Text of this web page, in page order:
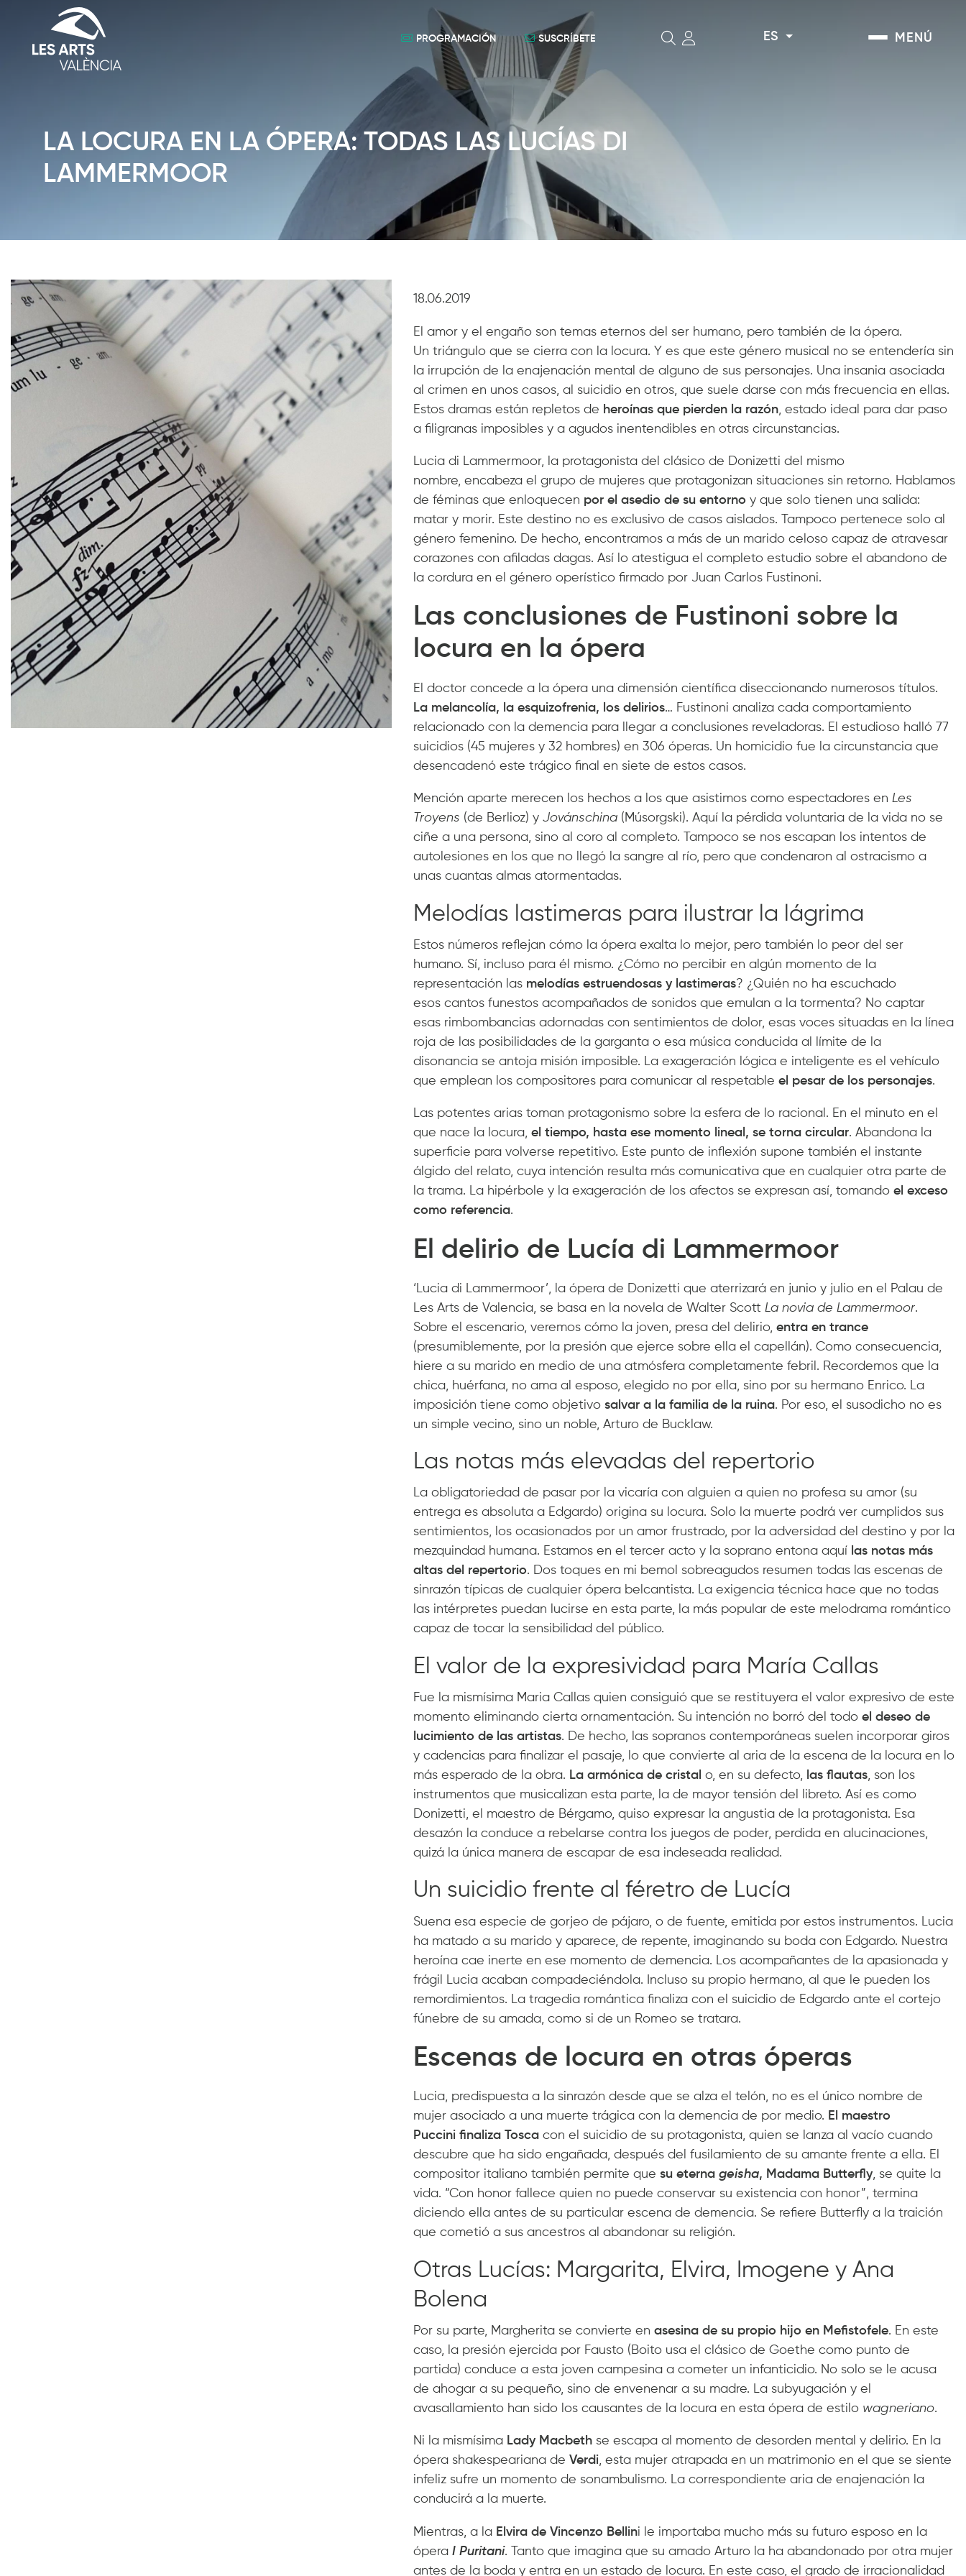
MENÚ
ES
SUSCRÍBETE
PROGRAMACIÓN
LA LOCURA EN LA ÓPERA: TODAS LAS LUCÍAS DI
LAMMERMOOR
18.06.2019
El amor y el engaño son temas eternos del ser humano, pero también de la ópera.
Un triángulo que se cierra con la locura. Y es que este género musical no se entendería sin
la irrupción de la enajenación mental de alguno de sus personajes. Una insania asociada
al crimen en unos casos, al suicidio en otros, que suele darse con más frecuencia en ellas.
Estos dramas están repletos de heroínas que pierden la razón , estado ideal para dar paso
a filigranas imposibles y a agudos inentendibles en otras circunstancias.
Lucia di Lammermoor, la protagonista del clásico de Donizetti del mismo
nombre, encabeza el grupo de mujeres que protagonizan situaciones sin retorno. Hablamos
de féminas que enloquecen por el asedio de su entorno y que solo tienen una salida:
matar y morir. Este destino no es exclusivo de casos aislados. Tampoco pertenece solo al
género femenino. De hecho, encontramos a más de un marido celoso capaz de atravesar
corazones con afiladas dagas. Así lo atestigua el completo estudio sobre el abandono de
la cordura en el género operístico firmado por Juan Carlos Fustinoni.
Las conclusiones de Fustinoni sobre la
locura en la ópera
El doctor concede a la ópera una dimensión científica diseccionando numerosos títulos.
La melancolía, la esquizofrenia, los delirios… Fustinoni analiza cada comportamiento
relacionado con la demencia para llegar a conclusiones reveladoras. El estudioso halló 77
suicidios (45 mujeres y 32 hombres) en 306 óperas. Un homicidio fue la circunstancia que
desencadenó este trágico final en siete de estos casos.
Mención aparte merecen los hechos a los que asistimos como espectadores en Les
Troyens (de Berlioz) y Jovánschina (Músorgski). Aquí la pérdida voluntaria de la vida no se
ciñe a una persona, sino al coro al completo. Tampoco se nos escapan los intentos de
autolesiones en los que no llegó la sangre al río, pero que condenaron al ostracismo a
unas cuantas almas atormentadas.
Melodías lastimeras para ilustrar la lágrima
Estos números reflejan cómo la ópera exalta lo mejor, pero también lo peor del ser
humano. Sí, incluso para él mismo. ¿Cómo no percibir en algún momento de la
representación las melodías estruendosas y lastimeras? ¿Quién no ha escuchado
esos cantos funestos acompañados de sonidos que emulan a la tormenta? No captar
esas rimbombancias adornadas con sentimientos de dolor, esas voces situadas en la línea
roja de las posibilidades de la garganta o esa música conducida al límite de la
disonancia se antoja misión imposible. La exageración lógica e inteligente es el vehículo
que emplean los compositores para comunicar al respetable el pesar de los personajes.
Las potentes arias toman protagonismo sobre la esfera de lo racional. En el minuto en el
que nace la locura, el tiempo, hasta ese momento lineal, se torna circular. Abandona la
superficie para volverse repetitivo. Este punto de inflexión supone también el instante
álgido del relato, cuya intención resulta más comunicativa que en cualquier otra parte de
la trama. La hipérbole y la exageración de los afectos se expresan así, tomando el exceso
como referencia.
El delirio de Lucía di Lammermoor
‘Lucia di Lammermoor’, la ópera de Donizetti que aterrizará en junio y julio en el Palau de
Les Arts de Valencia, se basa en la novela de Walter Scott La novia de Lammermoor.
Sobre el escenario, veremos cómo la joven, presa del delirio, entra en trance
(presumiblemente, por la presión que ejerce sobre ella el capellán). Como consecuencia,
hiere a su marido en medio de una atmósfera completamente febril. Recordemos que la
chica, huérfana, no ama al esposo, elegido no por ella, sino por su hermano Enrico. La
imposición tiene como objetivo salvar a la familia de la ruina. Por eso, el susodicho no es
un simple vecino, sino un noble, Arturo de Bucklaw.
Las notas más elevadas del repertorio
La obligatoriedad de pasar por la vicaría con alguien a quien no profesa su amor (su
entrega es absoluta a Edgardo) origina su locura. Solo la muerte podrá ver cumplidos sus
sentimientos, los ocasionados por un amor frustrado, por la adversidad del destino y por la
mezquindad humana. Estamos en el tercer acto y la soprano entona aquí las notas más
altas del repertorio. Dos toques en mi bemol sobreagudos resumen todas las escenas de
sinrazón típicas de cualquier ópera belcantista. La exigencia técnica hace que no todas
las intérpretes puedan lucirse en esta parte, la más popular de este melodrama romántico
capaz de tocar la sensibilidad del público.
El valor de la expresividad para María Callas
Fue la mismísima Maria Callas quien consiguió que se restituyera el valor expresivo de este
momento eliminando cierta ornamentación. Su intención no borró del todo el deseo de
lucimiento de las artistas. De hecho, las sopranos contemporáneas suelen incorporar giros
y cadencias para finalizar el pasaje, lo que convierte al aria de la escena de la locura en lo
más esperado de la obra. La armónica de cristal o, en su defecto, las flautas, son los
instrumentos que musicalizan esta parte, la de mayor tensión del libreto. Así es como
Donizetti, el maestro de Bérgamo, quiso expresar la angustia de la protagonista. Esa
desazón la conduce a rebelarse contra los juegos de poder, perdida en alucinaciones,
quizá la única manera de escapar de esa indeseada realidad.
Un suicidio frente al féretro de Lucía
Suena esa especie de gorjeo de pájaro, o de fuente, emitida por estos instrumentos. Lucia
ha matado a su marido y aparece, de repente, imaginando su boda con Edgardo. Nuestra
heroína cae inerte en ese momento de demencia. Los acompañantes de la apasionada y
frágil Lucia acaban compadeciéndola. Incluso su propio hermano, al que le pueden los
remordimientos. La tragedia romántica finaliza con el suicidio de Edgardo ante el cortejo
fúnebre de su amada, como si de un Romeo se tratara.
Escenas de locura en otras óperas
Lucia, predispuesta a la sinrazón desde que se alza el telón, no es el único nombre de
mujer asociado a una muerte trágica con la demencia de por medio. El maestro
Puccini finaliza Tosca con el suicidio de su protagonista, quien se lanza al vacío cuando
descubre que ha sido engañada, después del fusilamiento de su amante frente a ella. El
compositor italiano también permite que su eterna geisha, Madama Butterfly, se quite la
vida. “Con honor fallece quien no puede conservar su existencia con honor”, termina
diciendo ella antes de su particular escena de demencia. Se refiere Butterfly a la traición
que cometió a sus ancestros al abandonar su religión.
Otras Lucías: Margarita, Elvira, Imogene y Ana
Bolena
Por su parte, Margherita se convierte en asesina de su propio hijo en Mefistofele. En este
caso, la presión ejercida por Fausto (Boito usa el clásico de Goethe como punto de
partida) conduce a esta joven campesina a cometer un infanticidio. No solo se le acusa
de ahogar a su pequeño, sino de envenenar a su madre. La subyugación y el
avasallamiento han sido los causantes de la locura en esta ópera de estilo wagneriano.
Ni la mismísima Lady Macbeth se escapa al momento de desorden mental y delirio. En la
ópera shakespeariana de Verdi, esta mujer atrapada en un matrimonio en el que se siente
infeliz sufre un momento de sonambulismo. La correspondiente aria de enajenación la
conducirá a la muerte.
Mientras, a la Elvira de Vincenzo Bellini le importaba mucho más su futuro esposo en la
ópera I Puritani. Tanto que imagina que su amado Arturo la ha abandonado por otra mujer
antes de la boda y entra en un estado de locura. En este caso, el grado de irracionalidad